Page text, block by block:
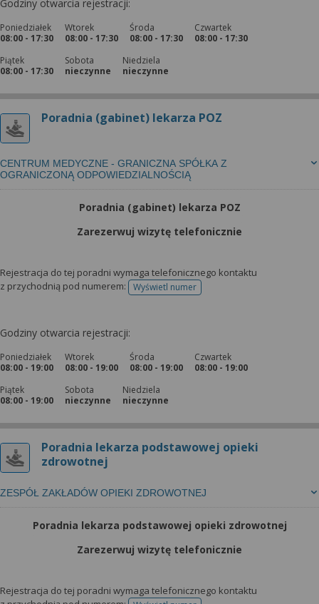
Godziny otwarcia rejestracji:
Poniedziałek
08:00 - 17:30
Wtorek
08:00 - 17:30
Środa
08:00 - 17:30
Czwartek
08:00 - 17:30
Piątek
08:00 - 17:30
Sobota
nieczynne
Niedziela
nieczynne
Poradnia (gabinet) lekarza POZ
CENTRUM MEDYCZNE - GRANICZNA SPÓŁKA Z
OGRANICZONĄ ODPOWIEDZIALNOŚCIĄ
Poradnia (gabinet) lekarza POZ
Zarezerwuj wizytę telefonicznie
Rejestracja do tej poradni wymaga telefonicznego kontaktu
z przychodnią pod numerem:
Wyświetl numertelefonu do rejestracji
Godziny otwarcia rejestracji:
Poniedziałek
08:00 - 19:00
Wtorek
08:00 - 19:00
Środa
08:00 - 19:00
Czwartek
08:00 - 19:00
Piątek
08:00 - 19:00
Sobota
nieczynne
Niedziela
nieczynne
Poradnia lekarza podstawowej opieki
zdrowotnej
ZESPÓŁ ZAKŁADÓW OPIEKI ZDROWOTNEJ
Poradnia lekarza podstawowej opieki zdrowotnej
Zarezerwuj wizytę telefonicznie
Rejestracja do tej poradni wymaga telefonicznego kontaktu